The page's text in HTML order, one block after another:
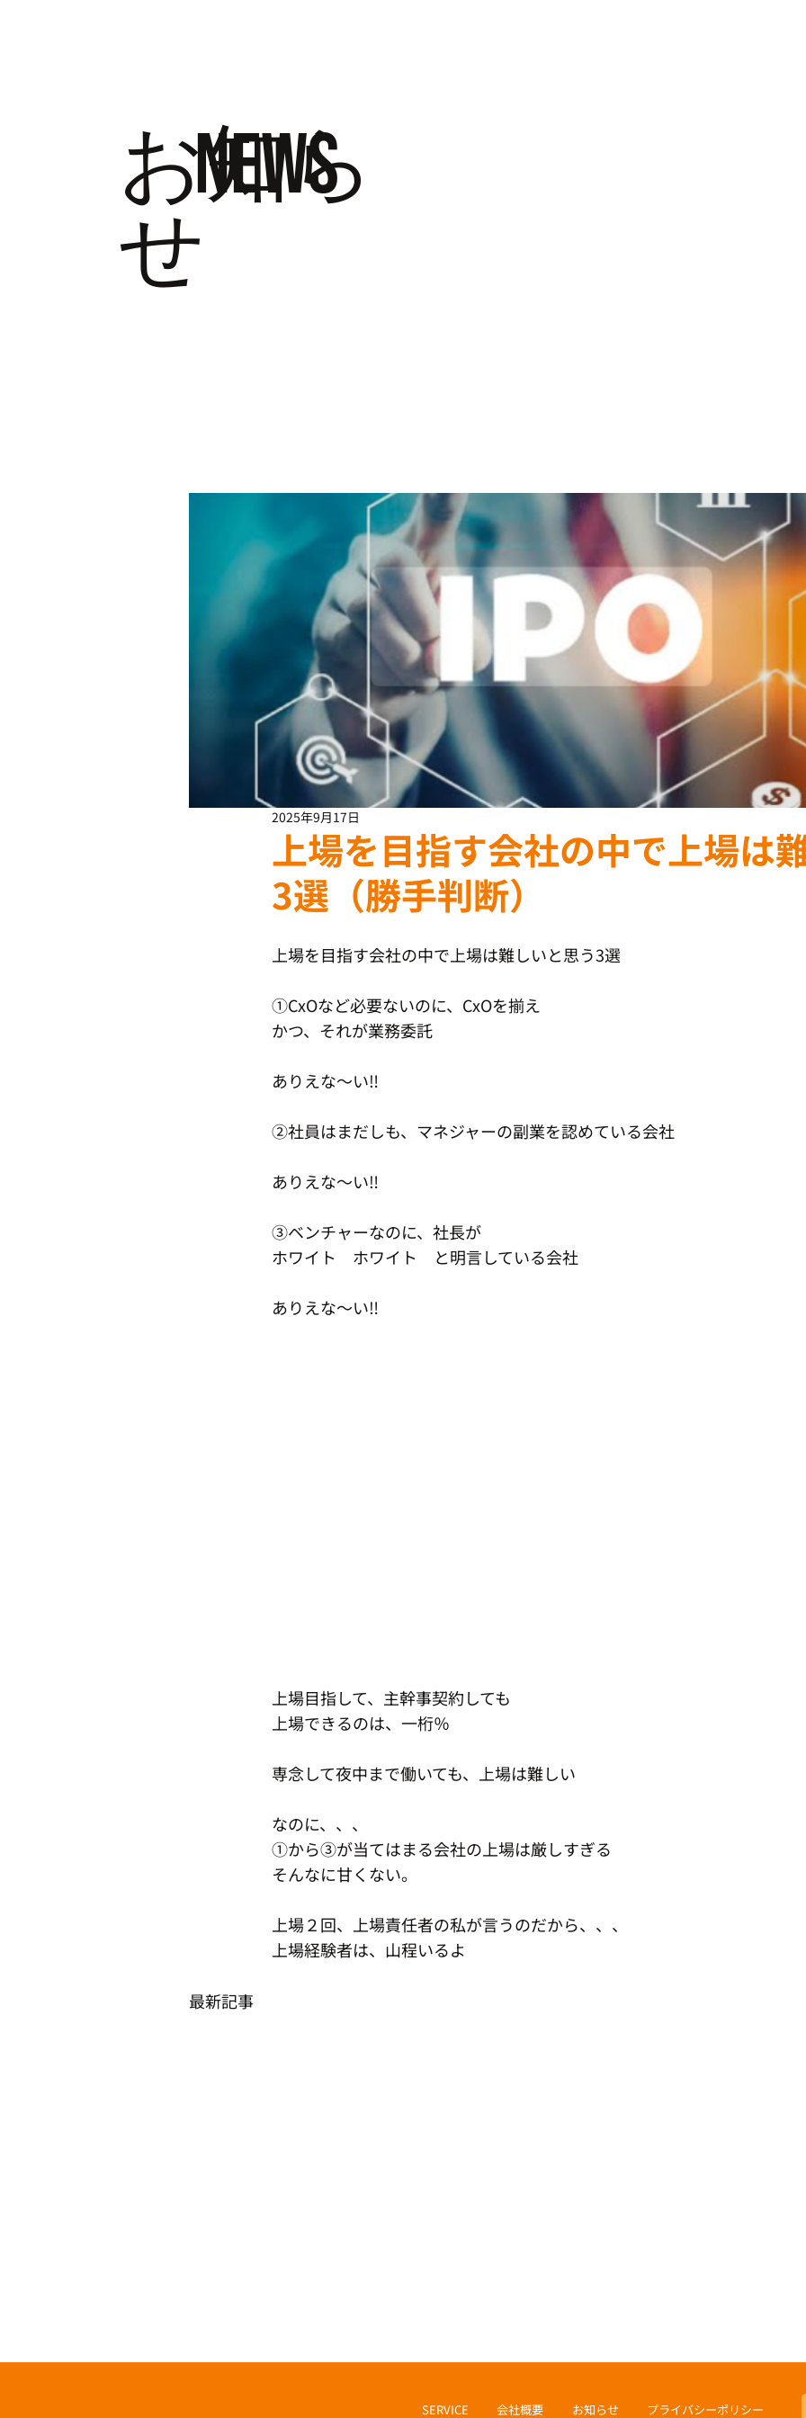
NEWS
​お知ら
せ
上場を目指す会社の中で上場
3選（勝手判断）
2025年9月17日
上場を目指す会社の中で上場は難しいと思う3選
①CxOなど必要ないのに、CxOを揃え
かつ、それが業務委託
ありえな〜い‼️
②社員はまだしも、マネジャーの副業を認めている会社
ありえな〜い‼️
③ベンチャーなのに、社長が
ホワイト　ホワイト　と明言している会社
ありえな〜い‼️
上場目指して、主幹事契約しても
上場できるのは、一桁％
専念して夜中まで働いても、上場は難しい
なのに、、、
①から③が当てはまる会社の上場は厳しすぎる
そんなに甘くない。
上場２回、上場責任者の私が言うのだから、、、
上場経験者は、山程いるよ
最新記事
SERVICE 会社概要 お知らせ プライバシーポリシー